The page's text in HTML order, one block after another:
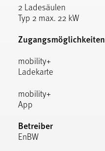
2 Ladesäulen
Typ 2 max. 22 kW
Zugangsmöglichkeiten
mobility+
Ladekarte
mobility+
App
Betreiber
EnBW